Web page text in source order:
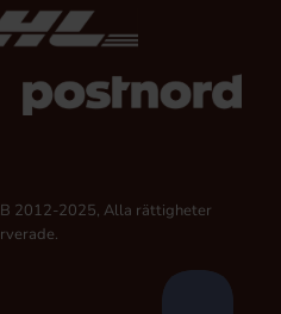
2012-2025, Alla rättigheter